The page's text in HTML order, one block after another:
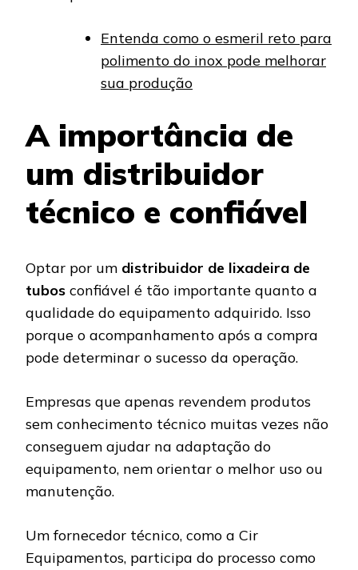
Entenda como o esmeril reto para
polimento do inox pode melhorar
sua produção
A importância de
um distribuidor
técnico e confiável
Optar por um distribuidor de lixadeira de
tubos confiável é tão importante quanto a
qualidade do equipamento adquirido. Isso
porque o acompanhamento após a compra
pode determinar o sucesso da operação.
Empresas que apenas revendem produtos
sem conhecimento técnico muitas vezes não
conseguem ajudar na adaptação do
equipamento, nem orientar o melhor uso ou
manutenção.
Um fornecedor técnico, como a Cir
Equipamentos, participa do processo como